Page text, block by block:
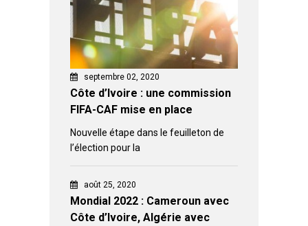
septembre 02, 2020
Côte d’Ivoire : une commission
FIFA-CAF mise en place
Nouvelle étape dans le feuilleton de
l’élection pour la
août 25, 2020
Mondial 2022 : Cameroun avec
Côte d’Ivoire, Algérie avec